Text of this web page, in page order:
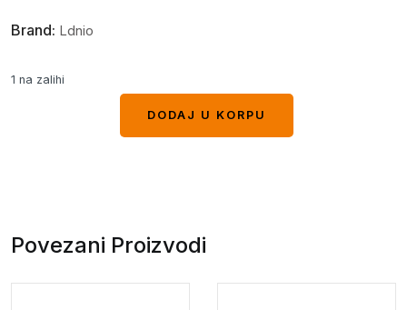
Brand: Ldnio
1 na zalihi
DODAJ U KORPU
Povezani Proizvodi